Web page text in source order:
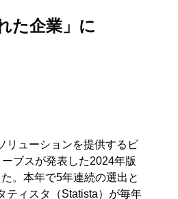
た企業」に
リューションを提供するビ
ブスが発表した2024年版
。本年で5年連続の選出と
ティスタ（Statista）が毎年